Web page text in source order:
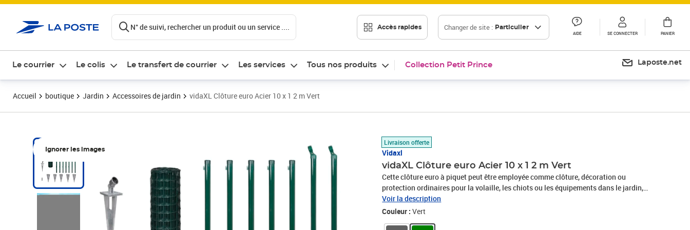
N° de suivi, rechercher un produit ou un service .... Accès rapides Changer de site : Particulier
AIDE SE CONNECTER PANIER
Le courrier Le colis Le transfert de courrier Les services Tous nos produits Collection Petit Prince Laposte.net
Accueil boutique Jardin Accessoires de jardin vidaXL Clôture euro Acier 10 x 1 2 m Vert
Ignorer les images
Livraison offerte
Vidaxl
vidaXL Clôture euro Acier 10 x 1 2 m Vert
Cette clôture euro à piquet peut être employée comme clôture, décoration ou
protection ordinaires pour la volaille, les chiots ou les équipements dans le jardin,
l'industrie, la ferme, le transport, etc. L'ensemble de piquets de clôture euro est simple
et rapide à installer. La clôture est livrée complète avec les poteaux et les accessoires
Voir la description
Couleur :Vert
Prix barré 202,99 €
Prix 185,98€